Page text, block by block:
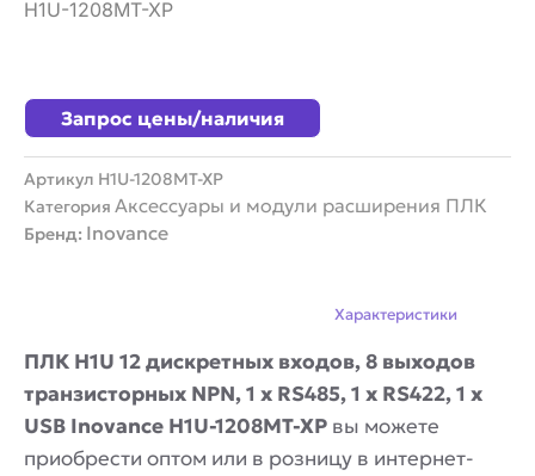
H1U-1208MT-XP
Запрос цены/наличия
Артикул H1U-1208MT-XP
Категория Аксессуары и модули расширения ПЛК
Бренд: Inovance
Характеристики
ПЛК H1U 12 дискретных входов, 8 выходов
транзисторных NPN, 1 x RS485, 1 x RS422, 1 x
USB Inovance H1U-1208MT-XP вы можете
приобрести оптом или в розницу в интернет-